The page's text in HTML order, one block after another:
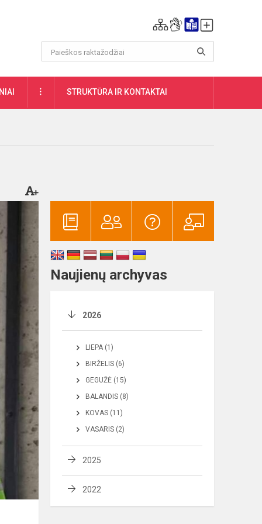
DAUGIAUSTRUKTŪRA IR KONTAKTAI
Naujienų archyvas
2026
LIEPA (1)
BIRŽELIS (6)
GEGUŽĖ (15)
BALANDIS (8)
KOVAS (11)
VASARIS (2)
2025
2022